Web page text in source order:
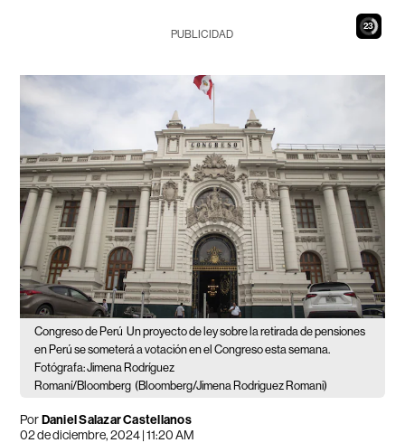
22
PUBLICIDAD
Congreso de Perú Un proyecto de ley sobre la retirada de pensiones
en Perú se someterá a votación en el Congreso esta semana.
Fotógrafa: Jimena Rodríguez
Romaní/Bloomberg (Bloomberg/Jimena Rodriguez Romani)
PorDaniel Salazar Castellanos
02 de diciembre, 2024 | 11:20 AM